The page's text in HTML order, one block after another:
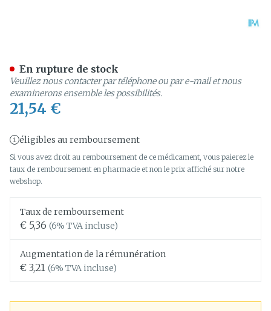
21,54 €
éligibles au remboursement
Si vous avez droit au remboursement de ce médicament, vous paierez le
taux de remboursement en pharmacie et non le prix affiché sur notre
webshop.
Taux de remboursement
€ 5,36 (6% TVA incluse)
Augmentation de la rémunération
€ 3,21 (6% TVA incluse)
En rupture de stock
Veuillez nous contacter par téléphone ou par e-mail et nous
examinerons ensemble les possibilités.